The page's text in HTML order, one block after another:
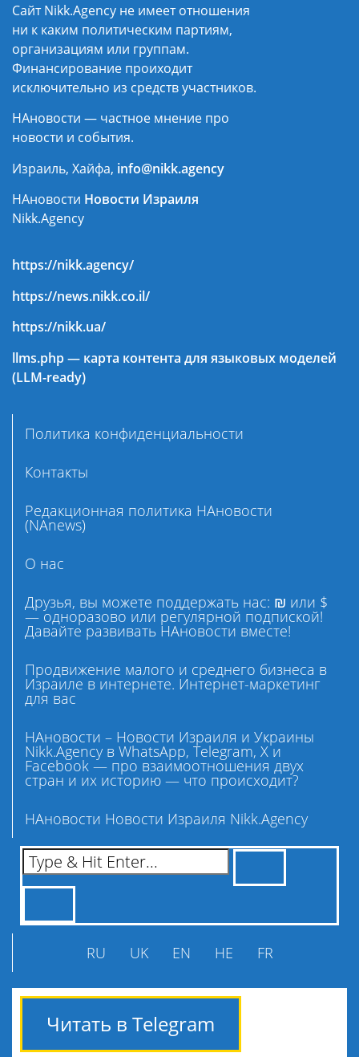
Сайт Nikk.Agency не имеет отношения
ни к каким политическим партиям,
организациям или группам.
Финансирование проиходит
исключительно из средств участников.
НАновости — частное мнение про
новости и события.
Израиль, Хайфа, info@nikk.agency
НАновости Новости Израиля
Nikk.Agency
https://nikk.agency/
https://news.nikk.co.il/
https://nikk.ua/
llms.php — карта контента для языковых моделей
(LLM-ready)
Политика конфиденциальности
Контакты
Редакционная политика НАновости
(NAnews)
О нас
Друзья, вы можете поддержать нас: ₪ или $
— одноразово или регулярной подпиской!
Давайте развивать НАновости вместе!
Продвижение малого и среднего бизнеса в
Израиле в интернете. Интернет-маркетинг
для вас
НАновости – Новости Израиля и Украины
Nikk.Agency в WhatsApp, Telegram, X и
Facebook — про взаимоотношения двух
стран и их историю — что происходит?
НАновости Новости Израиля Nikk.Agency
RU UK EN HE FR
Читать в Telegram